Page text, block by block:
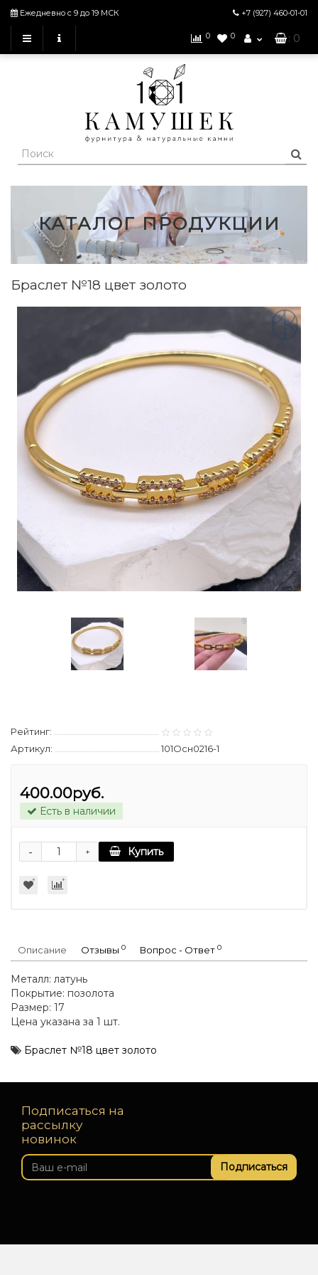
Ежедневно с 9 до 19 МСК +7 (927) 460-01-01
0 0 : 0
КАТАЛОГ ПРОДУКЦИИ
Браслет №18 цвет золото
Рейтинг:
Артикул:
101Осн0216-1
400.00руб.
Есть в наличии
+
- Купить
Описание Отзывы 0 Вопрос - Ответ 0
Металл: латунь
Покрытие: позолота
Размер: 17
Цена указана за 1 шт.
Браслет №18 цвет золото
Подписаться на
рассылку
новинок
Подписаться